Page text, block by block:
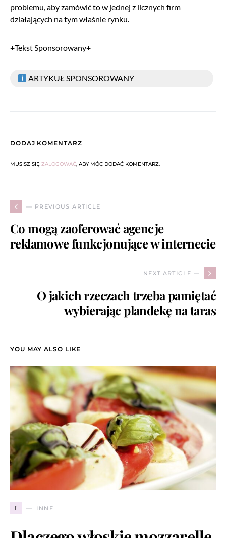
problemu, aby zamówić to w jednej z licznych firm
działających na tym właśnie rynku.
+Tekst Sponsorowany+
ARTYKUŁ SPONSOROWANY
DODAJ KOMENTARZ
MUSISZ SIĘ ZALOGOWAĆ, ABY MÓC DODAĆ KOMENTARZ.
— PREVIOUS ARTICLE
Co mogą zaoferować agencje
reklamowe funkcjonujące w internecie
NEXT ARTICLE —
O jakich rzeczach trzeba pamiętać
wybierając plandekę na taras
YOU MAY ALSO LIKE
I INNE